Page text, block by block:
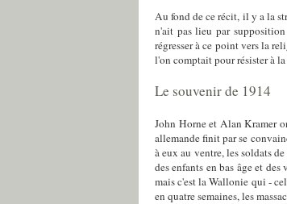
Au fond de ce récit, il y a la
n'ait pas lieu par
régresser à ce point vers la
l'on comptait pour résister à
Le souvenir de 1914
John Horne et Alan Kramer
allemande finit par se
à eux au ventre, les soldats
des enfants en bas âge et
mais c'est la Wallonie qui -
en quatre semaines, les